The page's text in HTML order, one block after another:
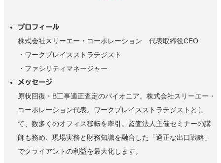
プロフィール
株式会社スリーエー・コーポレーション 代表取締役CEO
・ワークプレイスストラテジスト
・ファシリティマネージャー
メッセージ
原状回復・B工事適正査定のパイオニア。株式会社スリーエー・
コーポレーション代表。ワークプレイスストラテジストとし
て、数多くのオフィス移転を牽引。監査法人主催セミナーの講
師も務め、現場実務と財務知識を融合した「適正な出口戦略」
でクライアントの利益を最大化します。